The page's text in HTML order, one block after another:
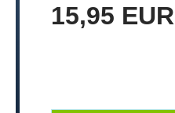
15,95 EUR